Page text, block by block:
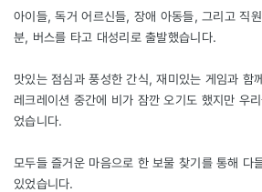
아이들, 독거 어르신들, 장애 아동들, 그리고 직
분, 버스를 타고 대성리로 출발했습니다.
맛있는 점심과 풍성한 간식, 재미있는 게임과 함
레크레이션 중간에 비가 잠깐 오기도 했지만 우
었습니다.
모두들 즐거운 마음으로 한 보물 찾기를 통해 다
있었습니다.